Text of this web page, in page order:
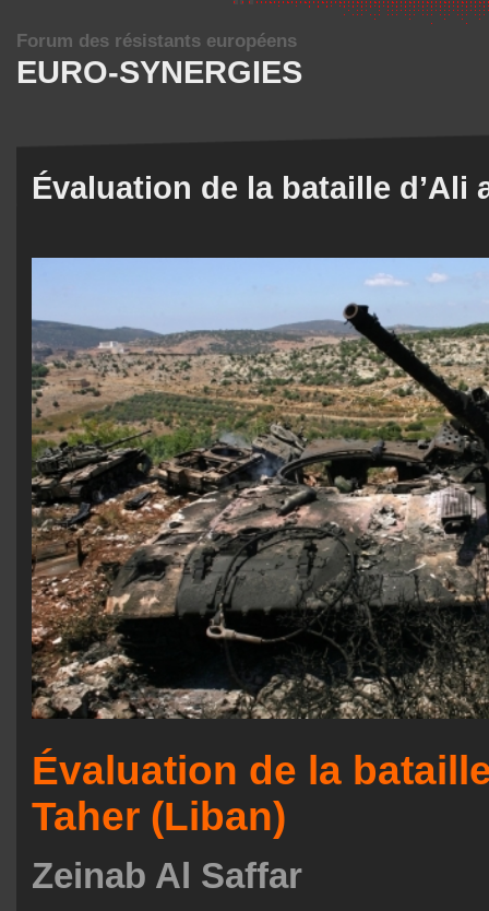
EURO-SYNERGIES
Forum des résistants européens
Évaluation de la bataille d’Ali
Évaluation de la
Taher (Liban)
Zeinab Al Saffar